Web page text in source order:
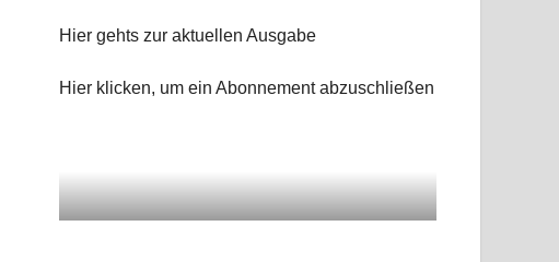
Hier gehts zur aktuellen Ausgabe
Hier klicken, um ein Abonnement abzuschließen